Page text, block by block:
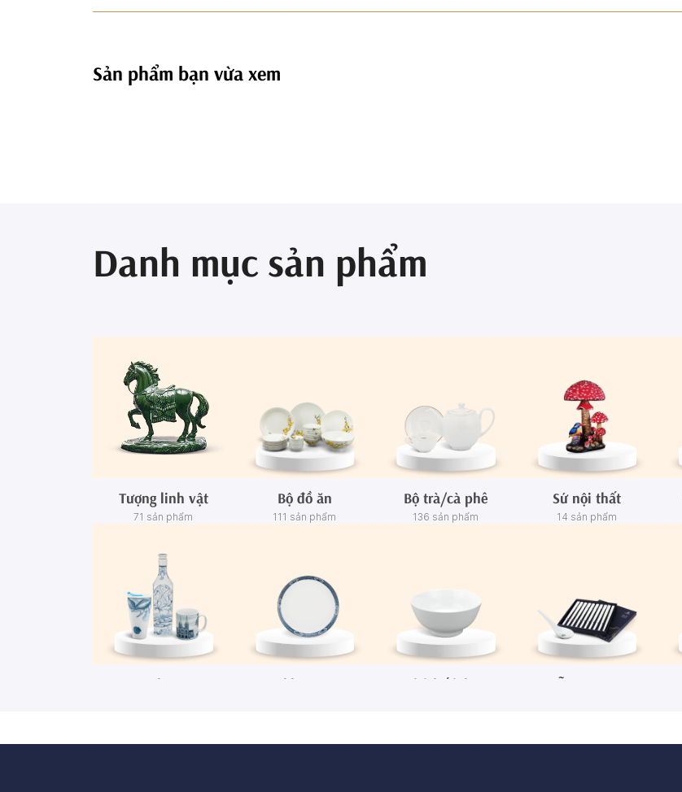
Sản phẩm bạn vừa xem
Danh mục sản phẩm
Tượng linh vật
71 sản phẩm
Bộ đồ ăn
111 sản phẩm
Bộ trà/cà phê
136 sản phẩm
Sứ nội thất
14 sản phẩm
Ca - Ly - Chai - Hộp sứ Bộ khay rượu Tô/Thố/Khay Muỗng - Đũa sứ